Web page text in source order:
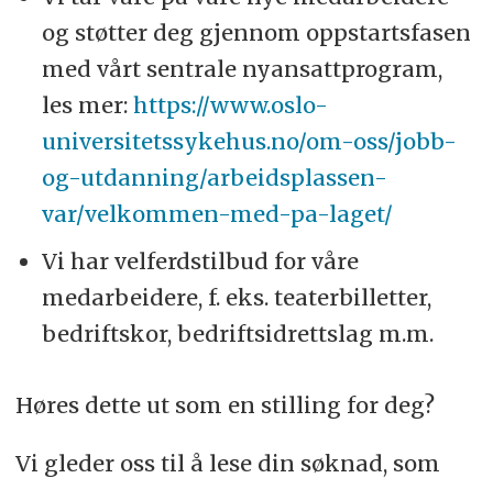
og støtter deg gjennom oppstartsfasen
med vårt sentrale nyansattprogram,
les mer: https://www.oslo-
universitetssykehus.no/om-oss/jobb-
og-utdanning/arbeidsplassen-
var/velkommen-med-pa-laget/
Vi har velferdstilbud for våre
medarbeidere, f. eks. teaterbilletter,
bedriftskor, bedriftsidrettslag m.m.
Høres dette ut som en stilling for deg?
Vi gleder oss til å lese din søknad, som